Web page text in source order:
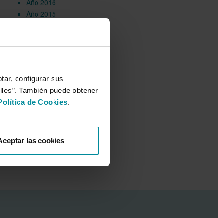
configurar sus
También puede obtener
de Cookies.
las cookies
Año 2016
Año 2015